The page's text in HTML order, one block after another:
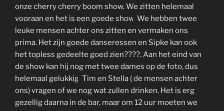
onze cherry cherry boom show. We zitten helemaal
vooraan en het is een goede show. We hebben twee
leuke mensen achter ons zitten en vermaken ons
prima. Het zijn goede danseressen en Sipke kan ook
het topless gedeelte goed zien????. Aan het eind van
de show kan hij nog met twee dames op de foto, dus
helemaal gelukkig. Tim en Stella ( de mensen achter
ons) vragen of we nog wat zullen drinken. Het is erg
gezellig daarna in de bar, maar om 12 uur moeten we